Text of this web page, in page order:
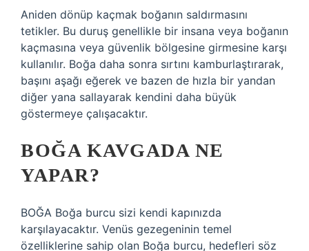
Aniden dönüp kaçmak boğanın saldırmasını
tetikler. Bu duruş genellikle bir insana veya boğanın
kaçmasına veya güvenlik bölgesine girmesine karşı
kullanılır. Boğa daha sonra sırtını kamburlaştırarak,
başını aşağı eğerek ve bazen de hızla bir yandan
diğer yana sallayarak kendini daha büyük
göstermeye çalışacaktır.
BOĞA KAVGADA NE
YAPAR?
BOĞA Boğa burcu sizi kendi kapınızda
karşılayacaktır. Venüs gezegeninin temel
özelliklerine sahip olan Boğa burcu, hedefleri söz